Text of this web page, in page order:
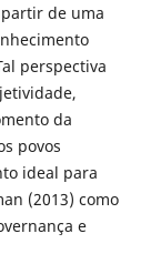
de uma
perspectiva
da
povos
ideal para
(2013) como
e